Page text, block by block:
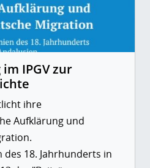
IPGV zur
ihre
Aufklärung und
18. Jahrhunderts in